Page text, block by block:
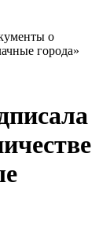
о
города»